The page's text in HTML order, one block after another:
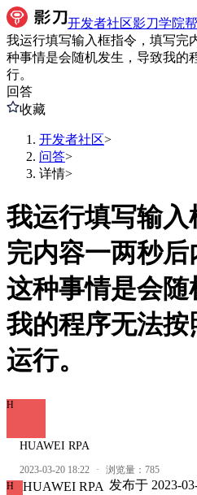
开发者社区影刀学院
我运行填写输入框指令，填写完
种事情是会随机发生，导致我的
行。
回答
收藏
开发者社区>
问答>
详情>
我运行填写输
完内容一两秒后
这种事情是会
我的程序无法
运行。
H
HUAWEI RPA
2023-03-20 18:22 · 浏览量： 785
H
HUAWEI RPA 发布于 2023-